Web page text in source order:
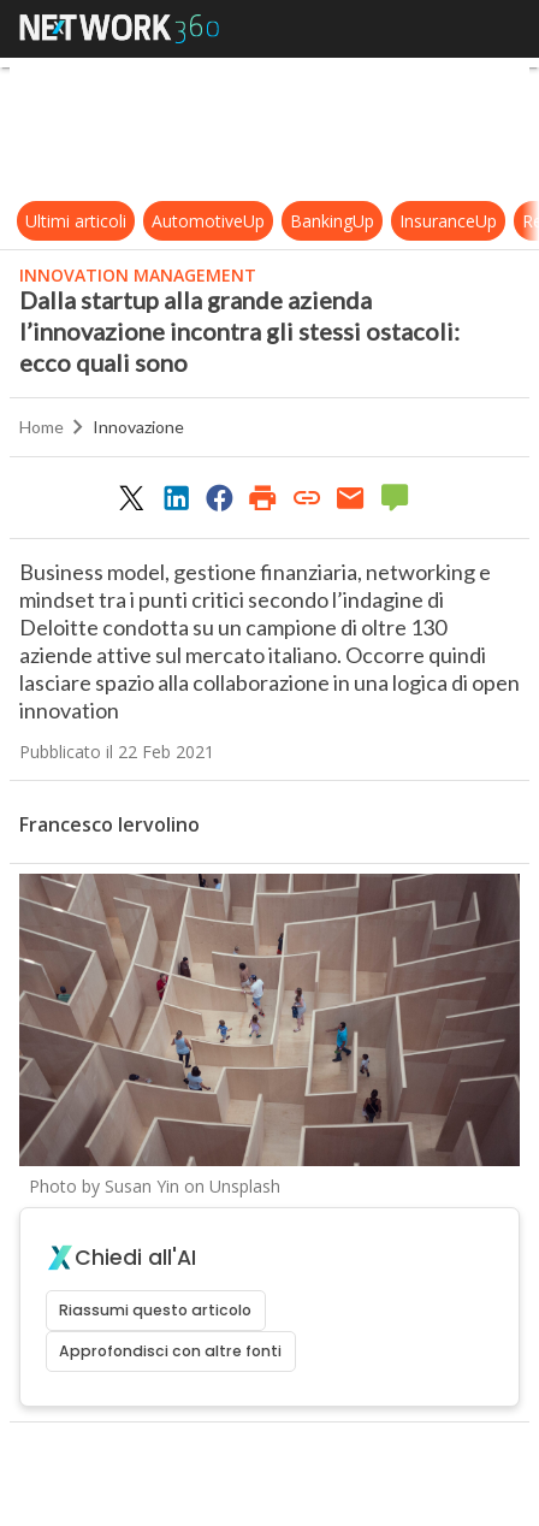
Dalla startup alla grande azienda
Ultimi articoli AutomotiveUp BankingUp InsuranceUp
INNOVATION MANAGEMENT
Dalla startup alla grande azienda
l’innovazione incontra gli stessi ostacoli:
ecco quali sono
Home Innovazione
Business model, gestione finanziaria, networking e
mindset tra i punti critici secondo l’indagine di
Deloitte condotta su un campione di oltre 130
aziende attive sul mercato italiano. Occorre quindi
lasciare spazio alla collaborazione in una logica di open
innovation
Pubblicato il 22 Feb 2021
Francesco Iervolino
Photo by Susan Yin on Unsplash
Chiedi all'AI
Riassumi questo articolo
Approfondisci con altre fonti